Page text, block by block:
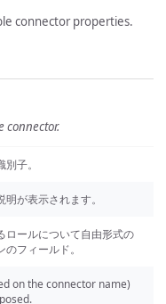
connector properties.
connector.
子。
が表示されます。
ロールについて自由形式の
フィールド。
on the connector name)